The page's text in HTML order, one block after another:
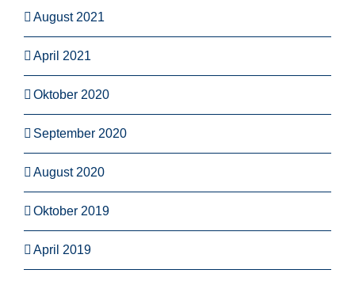
August 2021
April 2021
Oktober 2020
September 2020
August 2020
Oktober 2019
April 2019